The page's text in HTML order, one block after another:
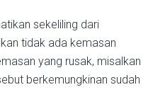
sekeliling dari
tidak ada kemasan
yang rusak, misalkan
berkemungkinan sudah